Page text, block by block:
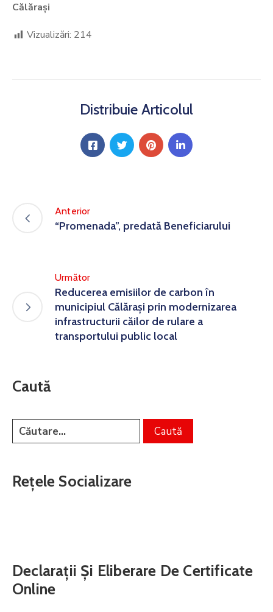
Călărași
Vizualizări: 214
Distribuie Articolul
Anterior
“Promenada”, predată Beneficiarului
Următor
Reducerea emisiilor de carbon în
municipiul Călărași prin modernizarea
infrastructurii căilor de rulare a
transportului public local
Caută
Rețele Socializare
Declarații Și Eliberare De Certificate
Online